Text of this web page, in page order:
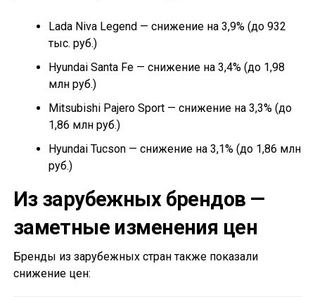
Lada Niva Legend — снижение на 3,9% (до 932
тыс. руб.)
Hyundai Santa Fe — снижение на 3,4% (до 1,98
млн руб.)
Mitsubishi Pajero Sport — снижение на 3,3% (до
1,86 млн руб.)
Hyundai Tucson — снижение на 3,1% (до 1,86 млн
руб.)
Из зарубежных брендов —
заметные изменения цен
Бренды из зарубежных стран также показали
снижение цен: